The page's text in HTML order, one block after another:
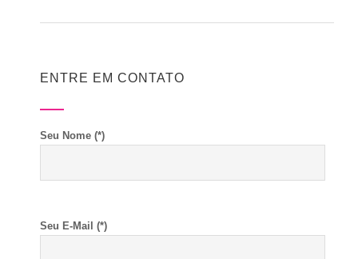
ENTRE EM CONTATO
Seu Nome (*)
Seu E-Mail (*)